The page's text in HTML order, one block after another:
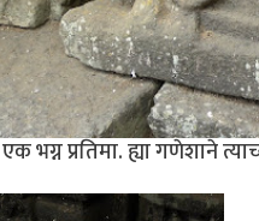
प्रतिमा. ह्या गणेशाने